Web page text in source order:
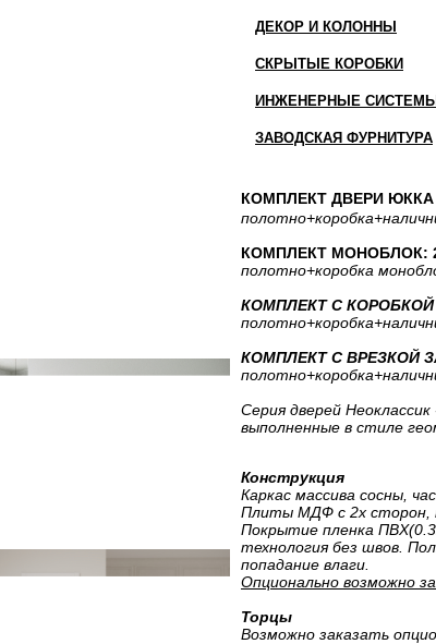
ДЕКОР И КОЛОННЫ
СКРЫТЫЕ КОРОБКИ
ИНЖЕНЕРНЫЕ СИСТЕМЫ
ЗАВОДСКАЯ ФУРНИТУРА
КОМПЛЕКТ ДВЕРИ
полотно+коробка
КОМПЛЕКТ МОНОБЛОК:
полотно+коробка
КОМПЛЕКТ С КОРОБКОЙ
полотно+коробка
КОМПЛЕКТ С ВРЕЗКОЙ
полотно+коробка
Серия дверей Неоклассик
выполненные в стиле
Конструкция
Каркас массива сосны,
Плиты МДФ с 2х сторон,
Покрытие пленка
технология без швов.
попадание влаги.
Опционально возможно
Торцы
Возможно заказать